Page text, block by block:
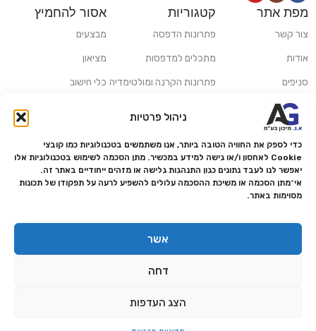
ניהול פרטיות
כדי לספק את החוויה הטובה ביותר, אנו משתמשים בטכנולוגיות כמו קובצי
Cookie לאחסון ו/או גישה למידע במכשיר. מתן הסכמה לשימוש בטכנולוגיות אלו
יאפשר לנו לעבד נתונים כגון התנהגות גלישה או מזהים ייחודיים באתר זה.
אי־מתן הסכמה או משיכת ההסכמה עלולים להשפיע לרעה על תפקודן של תכונות
מסוימות באתר.
אשר
דחה
הצג העדפות
מפת אתר
צור קשר
אודות
סניפים
משלוחים ואיסוף עצמי
מדריכים ומאמרים
מותגים
מעבדת תיקונים
הצהרת נגישות
מדיניות פרטיות
מדיניות החזרות והחזרים
קטגוריות
פתרונות הדפסה
מתכלים למדפסות
פתרונות הקרנה ומולטימדיה
פתרונות למגזר הרפואי
אסור להחמיץ
מבצעים
מציאון
כלי חישוב